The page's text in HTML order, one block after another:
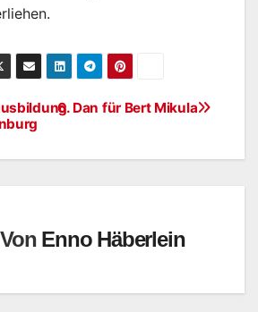
6. Dan für Bert Mikula
Von Enno Häberlein